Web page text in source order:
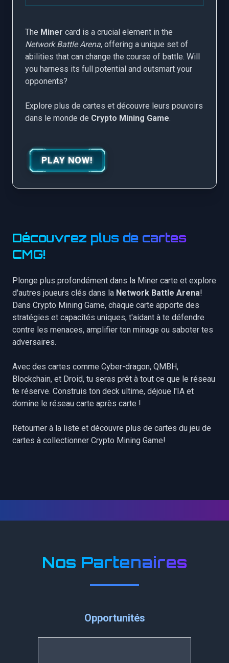
The Miner card is a crucial element in the
Network Battle Arena, offering a unique set of
abilities that can change the course of battle. Will
you harness its full potential and outsmart your
opponents?
Explore plus de cartes et découvre leurs pouvoirs
dans le monde de Crypto Mining Game.
PLAY NOW!
Découvrez plus de cartes
CMG!
Plonge plus profondément dans la Miner carte et explore
d'autres joueurs clés dans la Network Battle Arena!
Dans Crypto Mining Game, chaque carte apporte des
stratégies et capacités uniques, t'aidant à te défendre
contre les menaces, amplifier ton minage ou saboter tes
adversaires.
Avec des cartes comme Cyber-dragon, QMBH,
Blockchain, et Droid, tu seras prêt à tout ce que le réseau
te réserve. Construis ton deck ultime, déjoue l'IA et
domine le réseau carte après carte !
Retourner à la liste et découvre plus de cartes du jeu de
cartes à collectionner Crypto Mining Game!
Nos Partenaires
Opportunités